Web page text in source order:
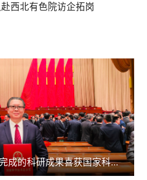
西北有色院访企拓岗
重磅！张立峰校长主持完成的科研成果喜获国家科技进步二等奖